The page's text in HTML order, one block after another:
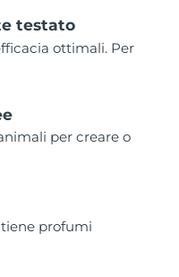
testato
ottimali. Per
per creare o
profumi
stimata
Consegna stimata
stimata